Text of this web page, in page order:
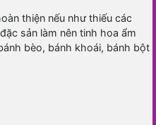
thiện nếu như thiếu các
sản làm nên tinh hoa ẩm
bèo, bánh khoái, bánh bột